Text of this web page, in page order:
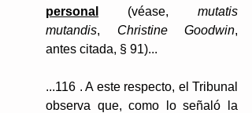
personal
(véase, mutatis
mutandis, Christine Goodwin,
antes citada, § 91)...
...116 . A este respecto, el Tribunal
observa que, como lo señaló la